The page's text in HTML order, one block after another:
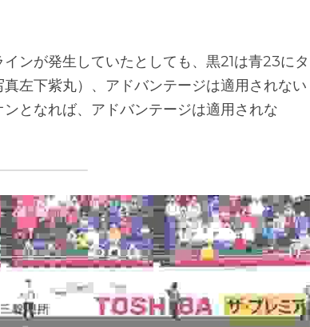
ンが発生していたとしても、黒21は青23にタ
左下紫丸）、アドバンテージは適用されない
となれば、アドバンテージは適用されな